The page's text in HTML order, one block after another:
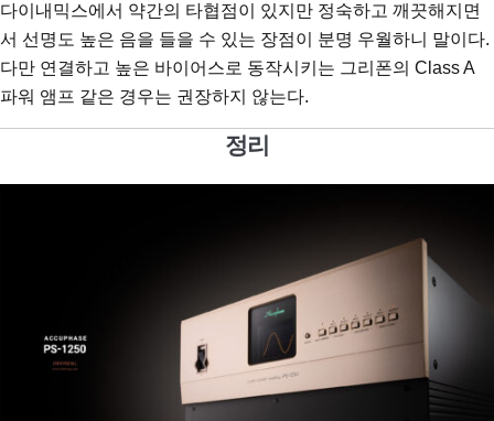
다이내믹스에서 약간의 타협점이 있지만 정숙하고 깨끗해지면
서 선명도 높은 음을 들을 수 있는 장점이 분명 우월하니 말이다.
다만 연결하고 높은 바이어스로 동작시키는 그리폰의 Class A
파워 앰프 같은 경우는 권장하지 않는다.
정리